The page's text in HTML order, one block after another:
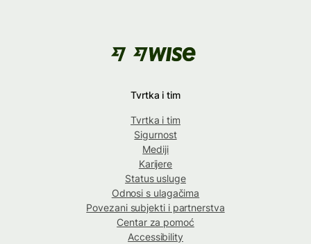
Tvrtka i tim
Tvrtka i tim
Sigurnost
Mediji
Karijere
Status usluge
Odnosi s ulagačima
Povezani subjekti i partnerstva
Centar za pomoć
Accessibility